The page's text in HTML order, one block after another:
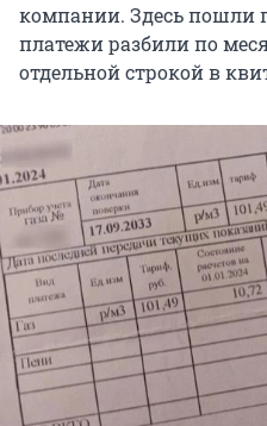
компании. Здесь пошли
платежи разбили по
отдельной строкой в